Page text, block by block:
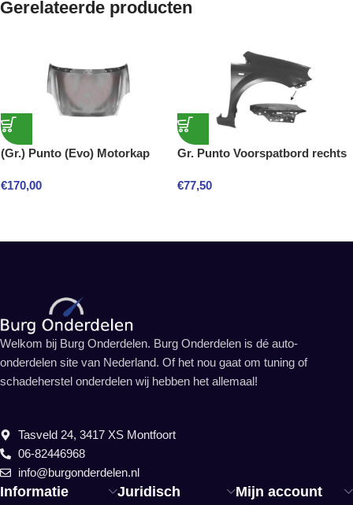
Gerelateerde producten
(Gr.) Punto (Evo) Motorkap
€170,00
Gr. Punto Voorspatbord rechts
€77,50
Informatie Juridisch Mijn account
Welkom bij Burg Onderdelen. Burg Onderdelen is dé auto-
onderdelen site van Nederland. Of het nou gaat om tuning of
schadeherstel onderdelen wij hebben het allemaal!
Tasveld 24, 3417 XS Montfoort
06-82446968
info@burgonderdelen.nl